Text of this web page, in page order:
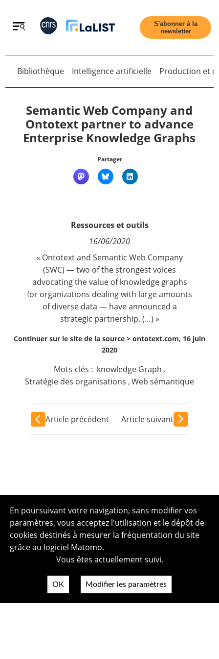
Retour
Accueil
Nous suivre
S'abonner à la
newsletter
Bibliothèque Intelligence artificielle Production et
Semantic Web Company and
Ontotext partner to advance
Enterprise Knowledge Graphs
Partager
Ressources et outils
16/06/2020
« Ontotext and Semantic Web Company
(SWC) — two of the strongest voices
advocating the value of knowledge graphs
for organizations dealing with large amounts
of diverse data — have announced a
strategic partnership. (…) »
Continuer sur le site de la source > ontotext.com, 16 juin
2020
Mots-clés : knowledge Graph ,
Stratégie des organisations ,Web sémantique
Article précédent Article suivant
En poursuivant votre navigation, sans modifier vos
paramètres, vous acceptez l'utilisation et le dépôt de
cookies destinés à mesurer la fréquentation du site
grâce au logiciel Matomo.
Vous êtes actuellement suivi.
OK Modifier les paramètres